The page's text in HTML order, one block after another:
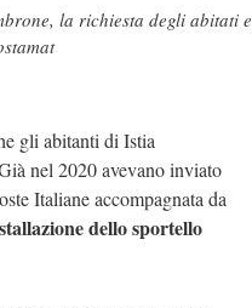
la richiesta degli abitati e
gli abitanti di Istia
nel 2020 avevano inviato
Italiane accompagnata da
dello sportello